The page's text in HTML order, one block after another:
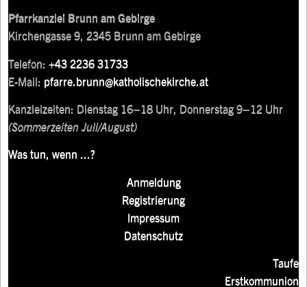
Pfarrkanzlei Brunn am Gebirge
Kirchengasse 9, 2345 Brunn am Gebirge
Telefon:+43 2236 31733
E-Mail: pfarre.brunn@katholischekirche.at
Kanzleizeiten: Dienstag 16–18 Uhr, Donnerstag 9–12 Uhr
(Sommerzeiten Juli/August)
Was tun, wenn ...?
Anmeldung
Registrierung
Impressum
Datenschutz
Taufe
Erstkommunion